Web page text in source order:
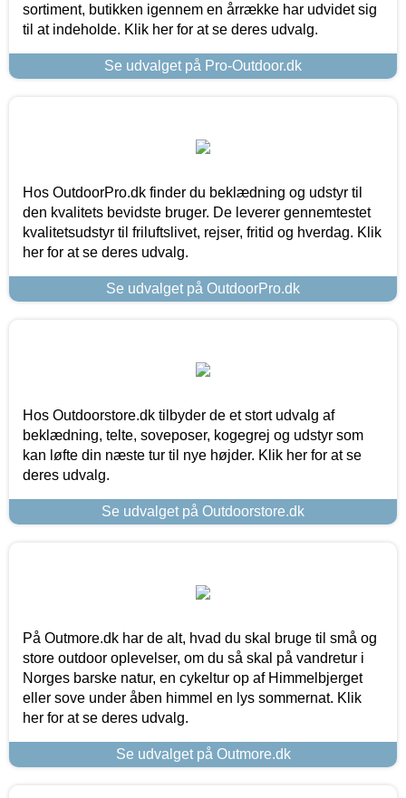
sortiment, butikken igennem en årrække har udvidet sig
til at indeholde. Klik her for at se deres udvalg.
Se udvalget på Pro-Outdoor.dk
Hos OutdoorPro.dk finder du beklædning og udstyr til
den kvalitets bevidste bruger. De leverer gennemtestet
kvalitetsudstyr til friluftslivet, rejser, fritid og hverdag. Klik
her for at se deres udvalg.
Se udvalget på OutdoorPro.dk
Hos Outdoorstore.dk tilbyder de et stort udvalg af
beklædning, telte, soveposer, kogegrej og udstyr som
kan løfte din næste tur til nye højder. Klik her for at se
deres udvalg.
Se udvalget på Outdoorstore.dk
På Outmore.dk har de alt, hvad du skal bruge til små og
store outdoor oplevelser, om du så skal på vandretur i
Norges barske natur, en cykeltur op af Himmelbjerget
eller sove under åben himmel en lys sommernat. Klik
her for at se deres udvalg.
Se udvalget på Outmore.dk